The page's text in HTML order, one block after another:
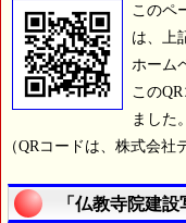
このペ
は、上
ホーム
このQR
ました。
（QRコードは、株式会社
「仏教寺院建